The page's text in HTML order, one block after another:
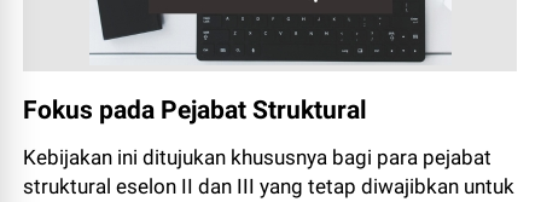
Fokus pada Pejabat Struktural
Kebijakan ini ditujukan khususnya bagi para pejabat
struktural eselon II dan III yang tetap diwajibkan untuk